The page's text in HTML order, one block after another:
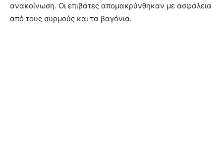
ανακοίνωση. Οι επιβάτες απομακρύνθηκαν με ασφάλεια
από τους συρμούς και τα βαγόνια.